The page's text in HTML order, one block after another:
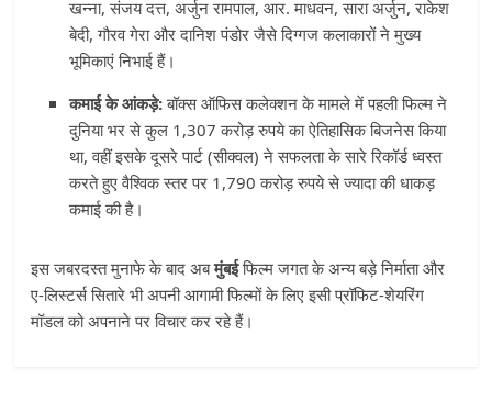
खन्ना, संजय दत्त, अर्जुन रामपाल, आर. माधवन, सारा अर्जुन, राकेश
बेदी, गौरव गेरा और दानिश पंडोर जैसे दिग्गज कलाकारों ने मुख्य
भूमिकाएं निभाई हैं।
कमाई के आंकड़े:बॉक्स ऑफिस कलेक्शन के मामले में पहली फिल्म ने
दुनिया भर से कुल 1,307 करोड़ रुपये का ऐतिहासिक बिजनेस किया
था, वहीं इसके दूसरे पार्ट (सीक्वल) ने सफलता के सारे रिकॉर्ड ध्वस्त
करते हुए वैश्विक स्तर पर 1,790 करोड़ रुपये से ज्यादा की धाकड़
कमाई की है।
इस जबरदस्त मुनाफे के बाद अबमुंबईफिल्म जगत के अन्य बड़े निर्माता और
ए-लिस्टर्स सितारे भी अपनी आगामी फिल्मों के लिए इसी प्रॉफिट-शेयरिंग
मॉडल को अपनाने पर विचार कर रहे हैं।